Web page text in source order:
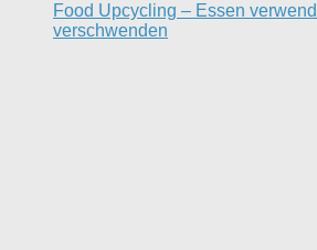
Food Upcycling – Essen
verschwenden